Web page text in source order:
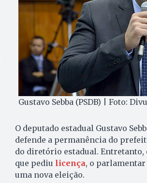
Gustavo Sebba (PSDB) | Foto:
O deputado estadual Gustavo
defende a permanência do
do diretório estadual. Entretanto,
que pediu licença, o
uma nova eleição.